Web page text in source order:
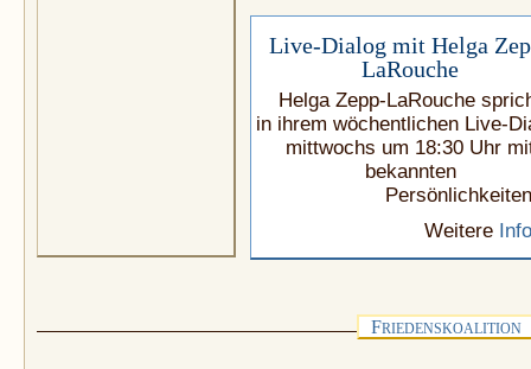
Live-Dialog mit Helga
LaRouche
Helga Zepp-LaRouche
in ihrem wöchentlichen Live-
mittwochs um 18:30 Uhr
bekannten
Weitere
FRIEDENSKOALITION